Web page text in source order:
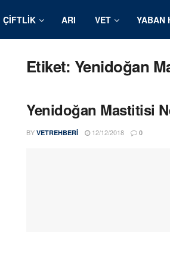
ÇIFTLIK ARI VET YABAN
Etiket: Yenidoğan
Yenidoğan Mastitisi
BY VETREHBERI 12/12/2018 0